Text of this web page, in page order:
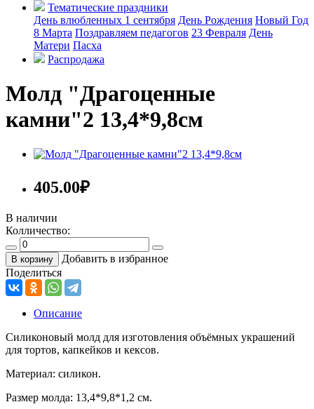
Тематические праздники
День влюбленных 1 сентября День Рождения Новый Год
8 Марта Поздравляем педагогов 23 Февраля День
Матери Пасха
Распродажа
Молд "Драгоценные
камни"2 13,4*9,8см
405.00₽
В наличии
Колличество:
В корзину
Добавить в избранное
Поделиться
Описание
Силиконовый молд для изготовления объёмных украшений
для тортов, капкейков и кексов.
Материал: силикон.
Размер молда: 13,4*9,8*1,2 см.